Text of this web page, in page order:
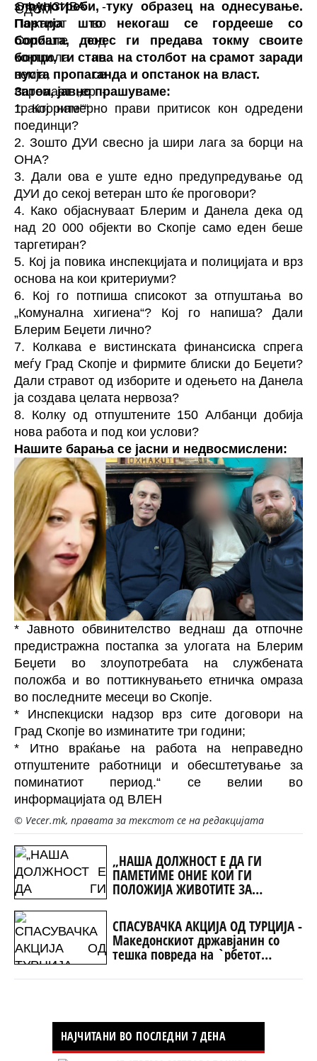
злоупотреби, туку образец на однесување.
Партија што некогаш се гордееше со
борбата, денес ги предава токму своите
борци, ги става на столбот на срамот заради
пуста пропаганда и опстанок на власт.
Затоа, јавно прашуваме:
1. Кој намерно прави притисок кон одредени
поединци?
2. Зошто ДУИ свесно ја шири лага за борци на
ОНА?
3. Дали ова е уште едно предупредување од
ДУИ до секој ветеран што ќе проговори?
4. Како објаснуваат Блерим и Данела дека од
над 20 000 објекти во Скопје само еден беше
таргетиран?
5. Кој ја повика инспекцијата и полицијата и врз
основа на кои критериуми?
6. Кој го потпиша списокот за отпуштања во
„Комунална хигиена“? Кој го напиша? Дали
Блерим Беџети лично?
7. Колкава е вистинската финансиска спрега
меѓу Град Скопје и фирмите блиски до Беџети?
Дали стравот од изборите и одењето на Данела
ја создава целата нервоза?
8. Колку од отпуштените 150 Албанци добија
нова работа и под кои услови?
Нашите барања се јасни и недвосмислени:
* Јавното обвинителство веднаш да отпочне
предистражна постапка за улогата на Блерим
Беџети во злоупотребата на службената
положба и во поттикнувањето етничка омраза
во последните месеци во Скопје.
* Инспекциски надзор врз сите договори на
Град Скопје во изминатите три години;
* Итно враќање на работа на неправедно
отпуштените работници и обесштетување за
поминатиот период.“ се велии во
информацијата од ВЛЕН
© Vecer.mk, правата за текстот се на редакцијата
„НАША ДОЛЖНОСТ Е ДА ГИ
ПАМЕТИМЕ ОНИЕ КОИ ГИ
ПОЛОЖИЈА ЖИВОТИТЕ ЗА
ТАТКОВИНАТА“
СПАСУВАЧКА АКЦИЈА ОД ТУРЦИЈА -
Македонскиот државјанин со
тешка повреда на `рбетот
НАЈЧИТАНИ ВО ПОСЛЕДНИ 7 ДЕНА